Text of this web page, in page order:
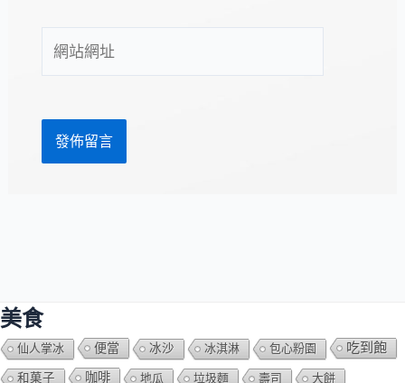
地
站
美食
仙人掌冰 便當 冰沙 冰淇淋 包心粉園 吃到飽
和菓子 咖啡 地瓜 垃圾麵 壽司 大餅